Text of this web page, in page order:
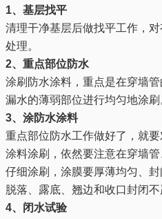
1、基层找平
清理干净基层后做找平工作，
处理。
2、重点部位防水
涂刷防水涂料，重点是在穿墙
漏水的薄弱部位进行均匀地涂刷
3、涂防水涂料
重点部位防水工作做好了，就
涂料涂刷，依然要注意在穿墙
仔细涂刷，涂膜要厚薄均匀、
脱落、露底、翘边和收口封闭不
4、闭水试验